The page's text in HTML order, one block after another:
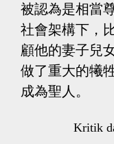
被認為是相當
社會架構下，
顧他的妻子兒
做了重大的犧
成為聖人。
Kritik